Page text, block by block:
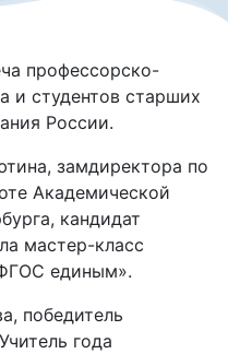
профессорско-
и студентов старших
России.
замдиректора по
Академической
кандидат
мастер-класс
единым».
победитель
года